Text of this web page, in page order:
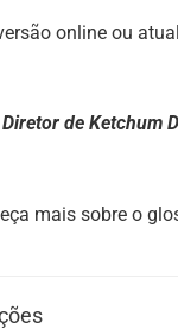
online ou
de Ketchum
mais sobre o